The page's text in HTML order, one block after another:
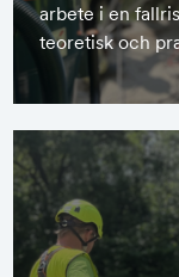
arbete i en
teoretisk och